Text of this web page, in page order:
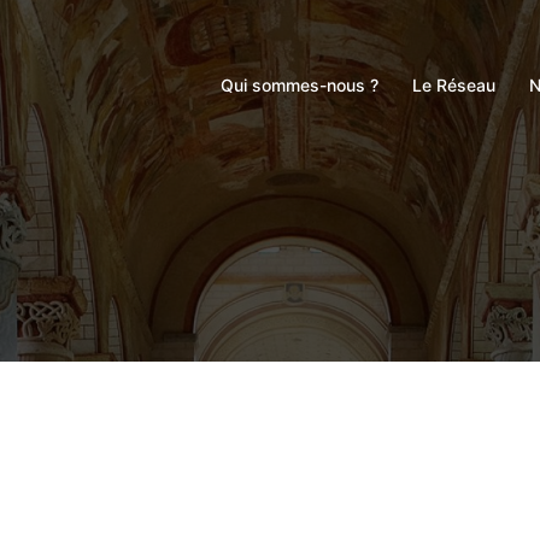
Qui sommes-nous ? Le Réseau